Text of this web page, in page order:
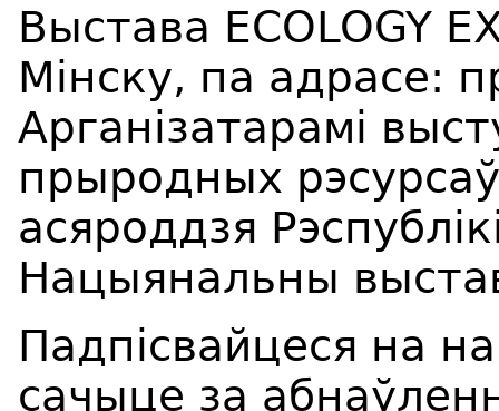
Выстава ECOLOGY
Мінску, па адрасе:
Арганізатарамі
прыродных
асяроддзя
Нацыянальны
Падпісвайцеся на
сачыце за